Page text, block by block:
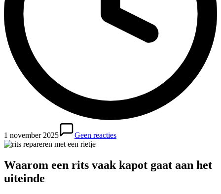
1 november 2025 Geen reacties
Waarom een rits vaak kapot gaat aan het
uiteinde